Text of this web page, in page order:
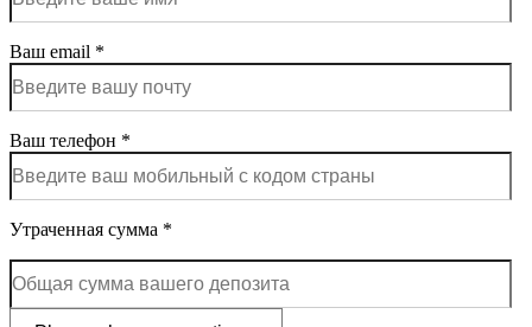
Ваш email *
Ваш телефон *
Утраченная сумма *